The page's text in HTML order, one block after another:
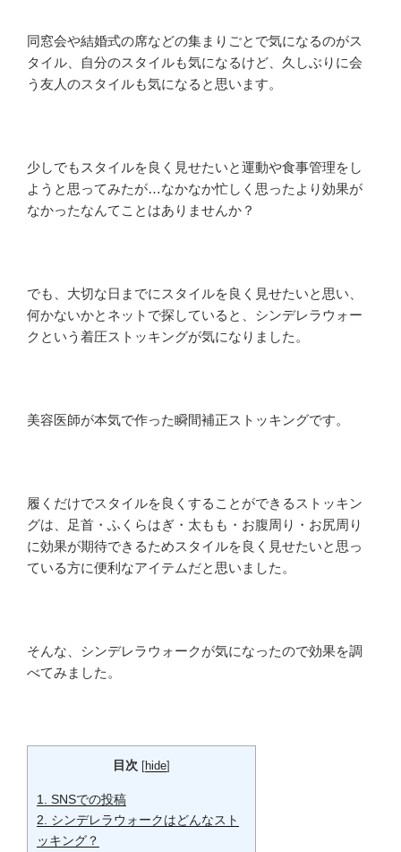
同窓会や結婚式の席などの集まりごとで気になるのがス
タイル、自分のスタイルも気になるけど、久しぶりに会
う友人のスタイルも気になると思います。
少しでもスタイルを良く見せたいと運動や食事管理をし
ようと思ってみたが…なかなか忙しく思ったより効果が
なかったなんてことはありませんか？
でも、大切な日までにスタイルを良く見せたいと思い、
何かないかとネットで探していると、シンデレラウォー
クという着圧ストッキングが気になりました。
美容医師が本気で作った瞬間補正ストッキングです。
履くだけでスタイルを良くすることができるストッキン
グは、足首・ふくらはぎ・太もも・お腹周り・お尻周り
に効果が期待できるためスタイルを良く見せたいと思っ
ている方に便利なアイテムだと思いました。
そんな、シンデレラウォークが気になったので効果を調
べてみました。
目次 [hide]
1.
SNSでの投稿
2.
シンデレラウォークはどんなスト
ッキング？